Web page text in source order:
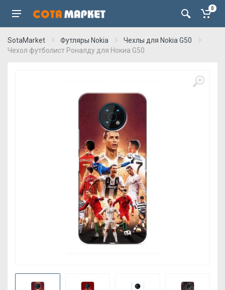
0
SotaMarket Футляры Nokia
Чехлы для Nokia G50
Чехол футболист Роналду для Нокиа G50